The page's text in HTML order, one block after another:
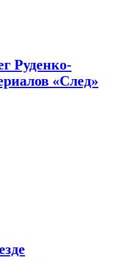
Руденко-
«След»